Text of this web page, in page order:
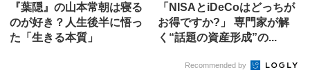
『葉隠』の山本常朝は寝る
のが好き？人生後半に悟っ
た「生きる本質」
「NISAとiDeCoはどっちが
お得ですか?」 専門家が解
く“話題の資産形成”の...
Recommended by